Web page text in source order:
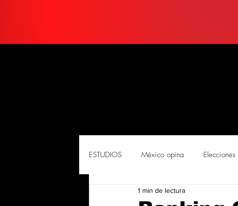
ESTUDIOS México opina Elecciones
PORTADA Soluciones
1 min de lectura